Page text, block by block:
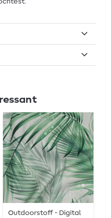
Outdoorstoff - Digital